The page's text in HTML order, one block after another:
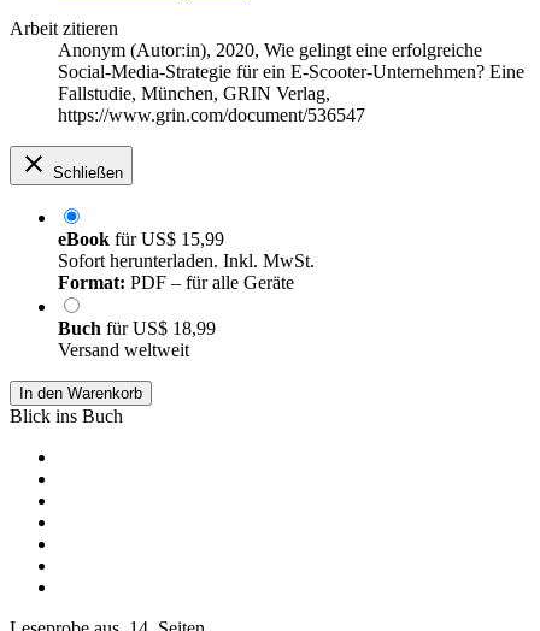
Arbeit zitieren
Anonym (Autor:in), 2020, Wie gelingt eine erfolgreiche
Social-Media-Strategie für ein E-Scooter-Unternehmen? Eine
Fallstudie, München, GRIN Verlag,
https://www.grin.com/document/536547
Schließen
eBook fürUS$ 15,99
Sofort herunterladen. Inkl. MwSt.
Format: PDF – für alle Geräte
Buch fürUS$ 18,99
Versand weltweit
In den Warenkorb
Blick ins Buch